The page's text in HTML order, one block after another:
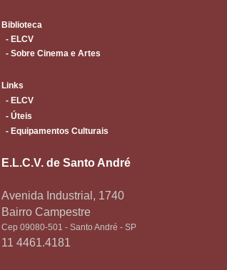
Biblioteca
- ELCV
- Sobre Cinema e Artes
Links
- ELCV
- Úteis
- Equipamentos Culturais
E.L.C.V. de Santo André
Avenida Industrial, 1740
Bairro Campestre
Cep 09080-501 - Santo André - SP
11 4461.4181